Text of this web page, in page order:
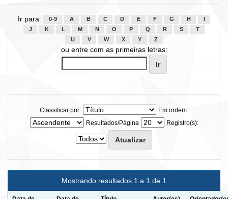
Ir para: 0-9 A B C D E F G H
J
K L M N O P Q R S
T
U
V W X Y Z
ou entre com as primeiras letras:
Classificar por:
Em ordem:
Resultados/Página
Registro(s):
Mostrando resultados 1 a 1 de 1